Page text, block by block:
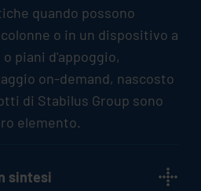
quando possono
o in un dispositivo a
piani d'appoggio,
on-demand, nascosto
di Stabilus Group sono
elemento.
sintesi